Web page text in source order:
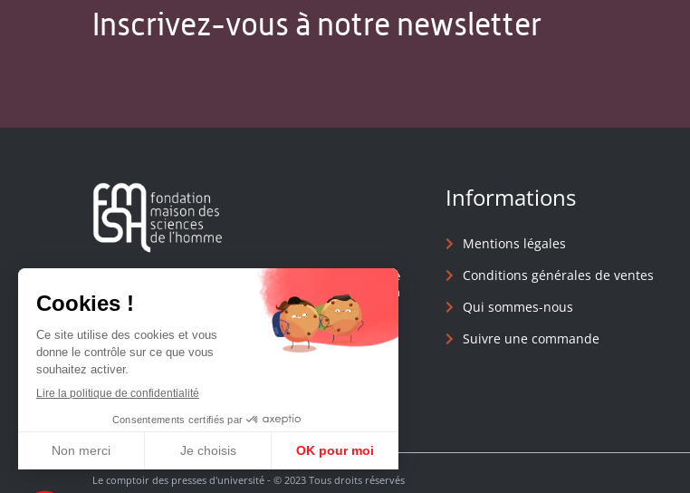
Inscrivez-vous à notre newsletter
Créée en 1963, la Fondation Maison Sciences de l'Homme
soutient la recherche et la diffusion des connaissances en
sciences humaines et sociales.
Informations
Mentions légales
Conditions générales de ventes
Qui sommes-nous
Suivre une commande
Le comptoir des presses d'université - © 2023 Tous droits réservés